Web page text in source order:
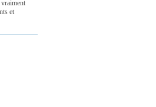
vraiment
et